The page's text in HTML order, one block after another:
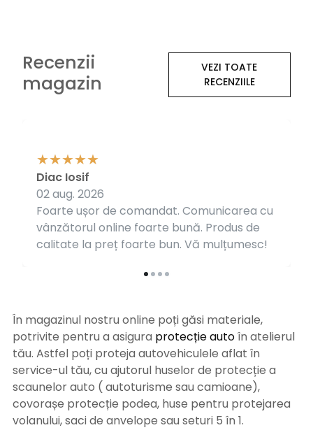
Recenzii
magazin
VEZI TOATE
RECENZIILE
Foarte ușor de comandat. Comunicarea cu
vânzătorul online foarte bună. Produs de
calitate la preț foarte bun. Vă mulțumesc!
Diac Iosif
02 aug. 2026
În magazinul nostru online poți găsi materiale,
potrivite pentru a asigura protecție autoîn atelierul
tău. Astfel poți proteja autovehiculele aflat în
service-ul tău, cu ajutorul huselor de protecție a
scaunelor auto ( autoturisme sau camioane),
covorașe protecție podea, huse pentru protejarea
volanului, saci de anvelope sau seturi 5 în 1.